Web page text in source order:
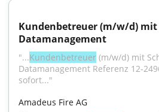
Kundenbetreuer (m/w/d)
Datamanagement
"...Kundenbetreuer (m/w/d) mit
Datamanagement Referenz 12-
sofort..."
Amadeus Fire AG